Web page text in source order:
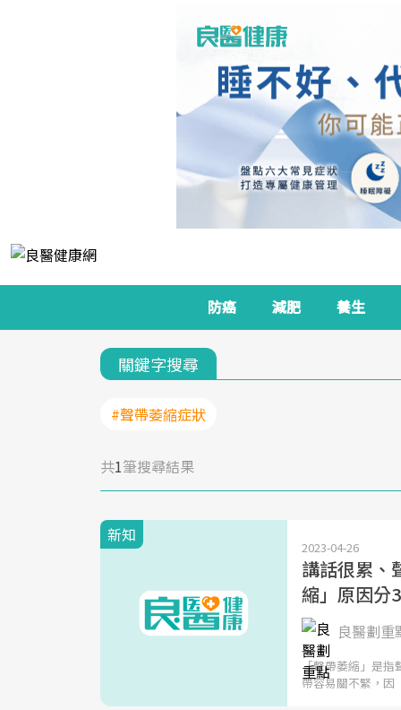
防癌 減肥 養生
關鍵字搜尋
#聲帶萎縮症狀
共1筆搜尋結果
新知
2023-04-26
講話很累、
縮」原因分
良醫劃重
「聲帶萎縮」是指
帶容易關不緊，因